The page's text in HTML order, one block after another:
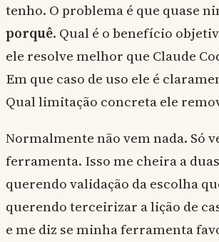
tenho. O problema é que quase
porquê. Qual é o benefício
ele resolve melhor que Claude
Em que caso de uso ele é
Qual limitação concreta ele
Normalmente não vem nada. Só
ferramenta. Isso me cheira a
querendo validação da escolha
querendo terceirizar a lição de
e me diz se minha ferramenta